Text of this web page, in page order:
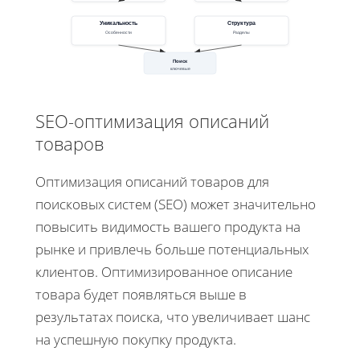
Уникальность
Особенности
Структура
Разделы
Поиск
ключевые
SEO-оптимизация описаний
товаров
Оптимизация описаний товаров для
поисковых систем (SEO) может значительно
повысить видимость вашего продукта на
рынке и привлечь больше потенциальных
клиентов. Оптимизированное описание
товара будет появляться выше в
результатах поиска, что увеличивает шанс
на успешную покупку продукта.